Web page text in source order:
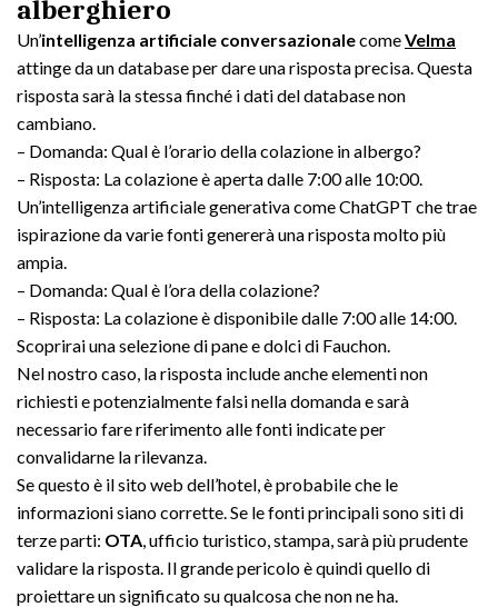
alberghiero
Un’intelligenza artificiale conversazionalecomeVelma
attinge da un database per dare una risposta precisa. Questa
risposta sarà la stessa finché i dati del database non
cambiano.
– Domanda: Qual è l’orario della colazione in albergo?
– Risposta: La colazione è aperta dalle 7:00 alle 10:00.
Un’intelligenza artificiale generativa come ChatGPT che trae
ispirazione da varie fonti genererà una risposta molto più
ampia.
– Domanda: Qual è l’ora della colazione?
– Risposta: La colazione è disponibile dalle 7:00 alle 14:00.
Scoprirai una selezione di pane e dolci di Fauchon.
Nel nostro caso, la risposta include anche elementi non
richiesti e potenzialmente falsi nella domanda e sarà
necessario fare riferimento alle fonti indicate per
convalidarne la rilevanza.
Se questo è il sito web dell’hotel, è probabile che le
informazioni siano corrette. Se le fonti principali sono siti di
terze parti: OTA, ufficio turistico, stampa, sarà più prudente
validare la risposta. Il grande pericolo è quindi quello di
proiettare un significato su qualcosa che non ne ha.